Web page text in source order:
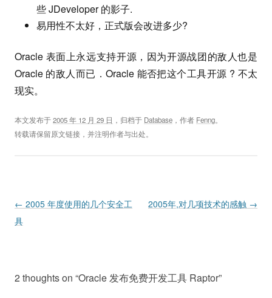
些 JDeveloper 的影子.
易用性不太好，正式版会改进多少?
Oracle 表面上永远支持开源，因为开源战团的敌人也是
Oracle 的敌人而已．Oracle 能否把这个工具开源 ? 不太
现实。
本文发布于2005 年 12 月 29 日 ，归档于 Database ，作者 Fenng。
转载请保留原文链接，并注明作者与出处。
Post navigation
← 2005 年度使用的几个安全工
具
2005年,对几项技术的感触 →
2 thoughts on “Oracle 发布免费开发工具 Raptor”